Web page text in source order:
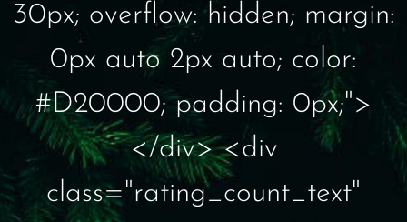
30px; overflow: hidden; margin:
0px auto 2px auto; color:
#D20000; padding: 0px;">
</div> <div
class="rating_count_text"